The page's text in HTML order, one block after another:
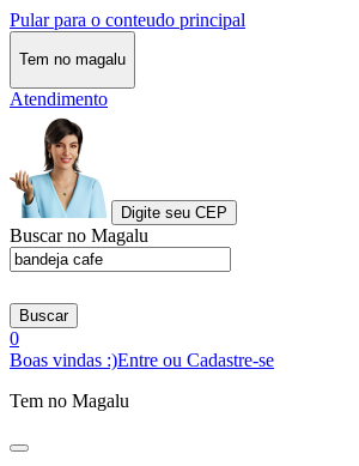
Pular para o conteudo principal
Tem no magalu
Atendimento
Digite seu CEP
Buscar no Magalu
Buscar
0
Boas vindas :)Entre ou Cadastre-se
Tem no Magalu